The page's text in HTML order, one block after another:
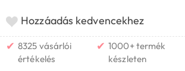
Hozzáadás kedvencekhez
✔ 8325 vásárlói
értékelés
✔ 1000+ termék
készleten